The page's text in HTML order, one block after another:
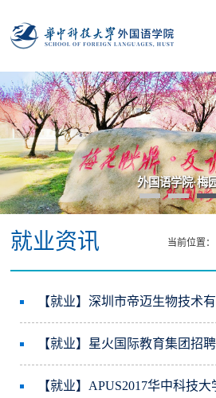
外国语学院·梅园
就业资讯 当前位置：